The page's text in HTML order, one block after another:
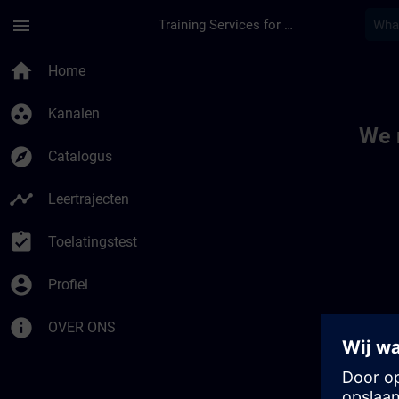
menu Training Services for Digital Industries
home Home
group_work Kanalen
explore Catalogus
timeline Leertrajecten
assignment_turned_in Toelatingstest
account_circle Profiel
info OVER ONS
We